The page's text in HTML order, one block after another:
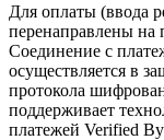
Для оплаты (ввода
перенаправлены
Соединение с
осуществляется в
протокола
поддерживает
платежей Verified